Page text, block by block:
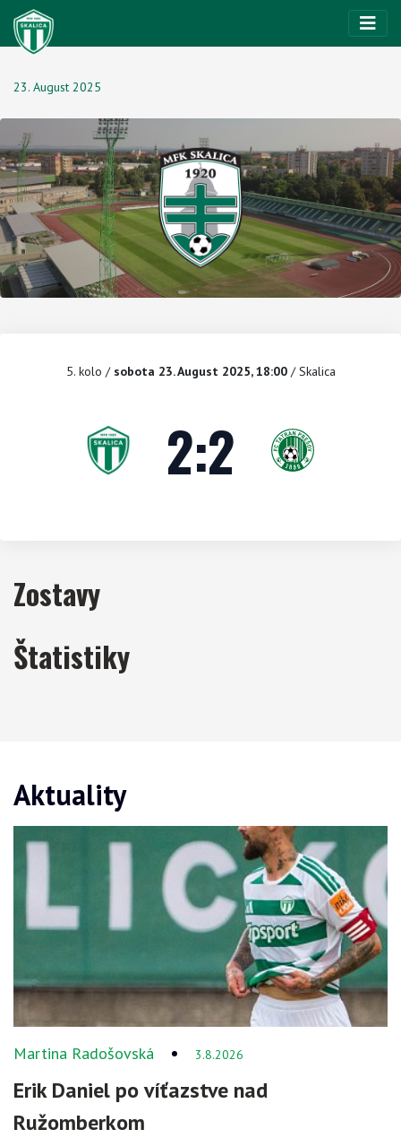
23. August 2025
5. kolo / sobota 23. August 2025, 18:00 / Skalica
2:2
Zostavy
Štatistiky
Aktuality
Martina Radošovská 3.8.2026
Erik Daniel po víťazstve nad
Ružomberkom